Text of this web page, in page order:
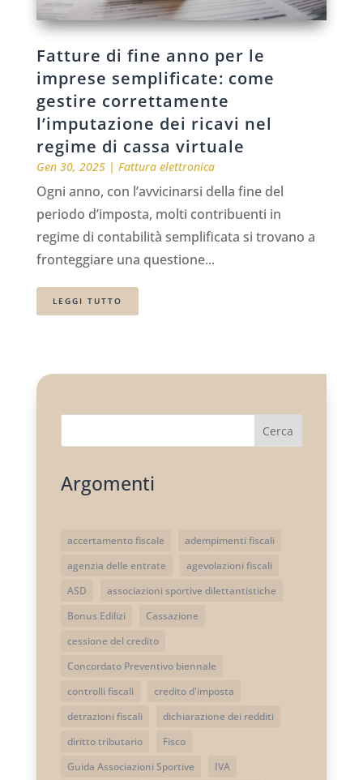
Fatture di fine anno per le
imprese semplificate: come
gestire correttamente
l’imputazione dei ricavi nel
regime di cassa virtuale
Gen 30, 2025| Fattura elettronica
Ogni anno, con l’avvicinarsi della fine del
periodo d’imposta, molti contribuenti in
regime di contabilità semplificata si trovano a
fronteggiare una questione...
LEGGI TUTTO
Cerca
Argomenti
accertamento fiscale
adempimenti fiscali
agenzia delle entrate
agevolazioni fiscali
ASD
associazioni sportive dilettantistiche
Bonus Edilizi
Cassazione
cessione del credito
Concordato Preventivo biennale
controlli fiscali
credito d'imposta
detrazioni fiscali
dichiarazione dei redditi
diritto tributario
Fisco
Guida Associazioni Sportive
IVA